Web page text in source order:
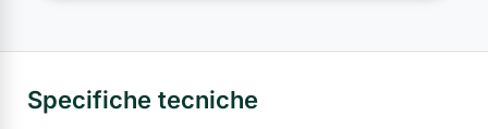
Specifiche tecniche